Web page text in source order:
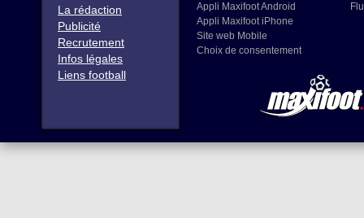
La rédaction
Publicité
Recrutement
Infos légales
Liens football
Appli Maxifoot Android
Appli Maxifoot iPhone
Site web Mobile
Choix de consentement